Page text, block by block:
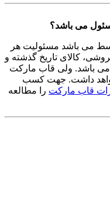
می باشد؟
می باشد مسئولیت هر
کالای تاریخ گذشته و
باشد. ولی قاب مارکت
خواهد داشت. جهت کسب
قاب مارکت را مطالعه